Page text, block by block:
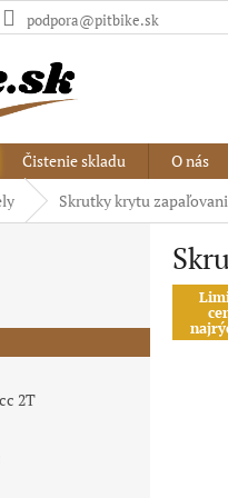
podpora@pitbike.sk
Čistenie skladu O nás
Skrutky krytu
2T